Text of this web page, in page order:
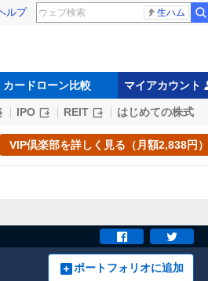
ルプ 生ハム
カードローン比較 マイアカウント
IPO REIT はじめての株式
VIP倶楽部を詳しく見る（月額2,838円）
ポートフォリオに追加